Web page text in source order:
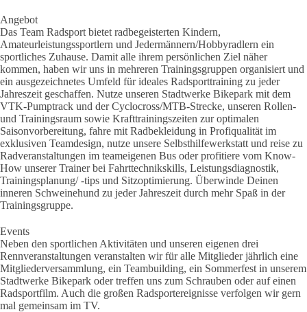
Angebot
Das Team Radsport bietet radbegeisterten Kindern,
Amateurleistungssportlern und Jedermännern/Hobbyradlern ein
sportliches Zuhause. Damit alle ihrem persönlichen Ziel näher
kommen, haben wir uns in mehreren Trainingsgruppen organisiert und
ein ausgezeichnetes Umfeld für ideales Radsporttraining zu jeder
Jahreszeit geschaffen. Nutze unseren Stadtwerke Bikepark mit dem
VTK-Pumptrack und der Cyclocross/MTB-Strecke, unseren Rollen-
und Trainingsraum sowie Krafttrainingszeiten zur optimalen
Saisonvorbereitung, fahre mit Radbekleidung in Profiqualität im
exklusiven Teamdesign, nutze unsere Selbsthilfewerkstatt und reise zu
Radveranstaltungen im teameigenen Bus oder profitiere vom Know-
How unserer Trainer bei Fahrttechnikskills, Leistungsdiagnostik,
Trainingsplanung/ -tips und Sitzoptimierung. Überwinde Deinen
inneren Schweinehund zu jeder Jahreszeit durch mehr Spaß in der
Trainingsgruppe.
Events
Neben den sportlichen Aktivitäten und unseren eigenen drei
Rennveranstaltungen veranstalten wir für alle Mitglieder jährlich eine
Mitgliederversammlung, ein Teambuilding, ein Sommerfest in unserem
Stadtwerke Bikepark oder treffen uns zum Schrauben oder auf einen
Radsportfilm. Auch die großen Radsportereignisse verfolgen wir gern
mal gemeinsam im TV.